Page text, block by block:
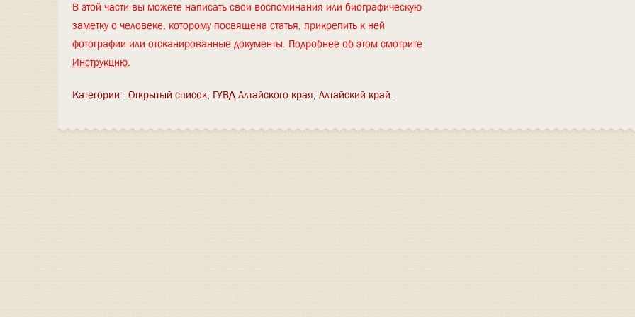
В этой части вы можете написать свои воспоминания или биографическую
заметку о человеке, которому посвящена статья, прикрепить к ней
фотографии или отсканированные документы. Подробнее об этом смотрите
Инструкцию.
Категории: Открытый список ГУВД Алтайского края Алтайский край